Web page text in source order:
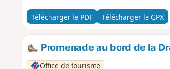
Télécharger le PDF Télécharger le GPX
Promenade au bord de la
Office de tourisme